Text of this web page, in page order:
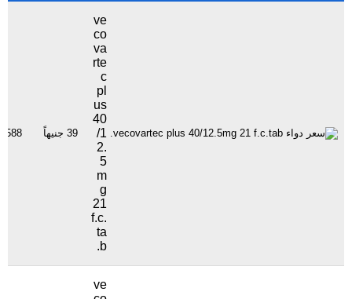
ve
co
va
rte
c
pl
us
40
/1
2.
5
m
g
21
f.c.
ta
b.
39 جنيهاً 1588 مشاهدة
ve